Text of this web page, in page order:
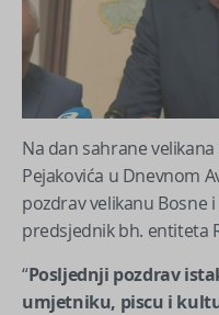
Na dan sahrane
Pejakovića u Dnevnom
pozdrav velikanu Bosne
predsjednik bh. entiteta
“Posljednji pozdrav
umjetniku, piscu i